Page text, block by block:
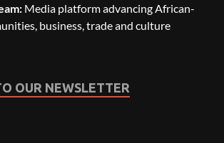
Media platform advancing African-
business, trade and culture
OUR NEWSLETTER